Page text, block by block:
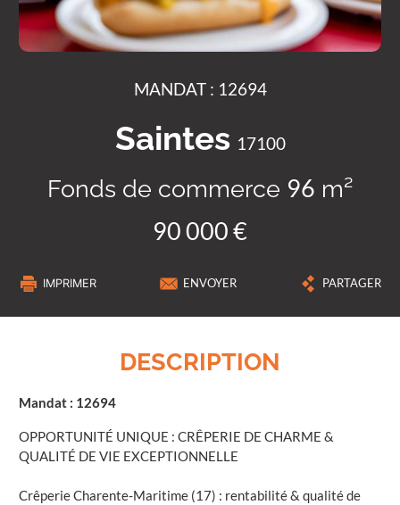
MANDAT : 12694
Saintes 17100
Fonds de commerce 96 m²
90 000 €
IMPRIMER ENVOYER PARTAGER
DESCRIPTION
Mandat : 12694
OPPORTUNITÉ UNIQUE : CRÊPERIE DE CHARME &
QUALITÉ DE VIE EXCEPTIONNELLE
Crêperie Charente-Maritime (17) : rentabilité & qualité de